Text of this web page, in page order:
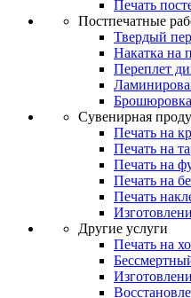
Печать
Постпечатные
Твердый
Накатка на
Переплет
Сувенирная
Печать на
Печать на
Печать на
Печать на
Печать
Другие услуги
Печать на